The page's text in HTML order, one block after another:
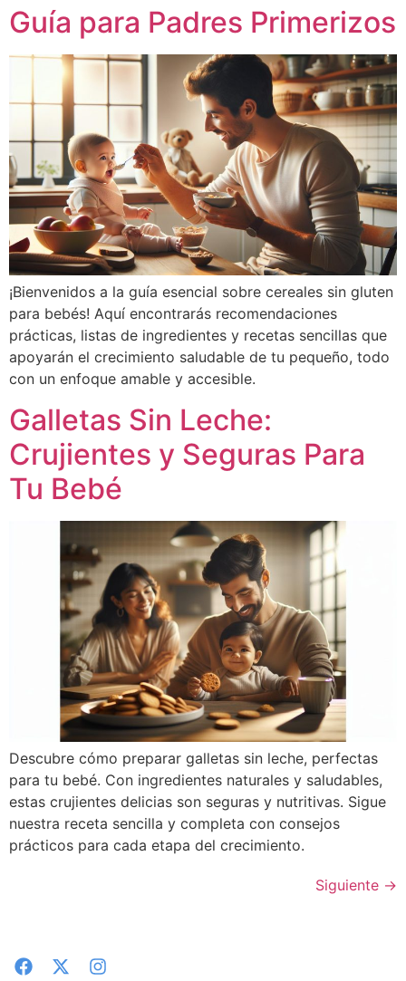
Guía para Padres Primerizos
¡Bienvenidos a la guía esencial sobre cereales sin gluten
para bebés! Aquí encontrarás recomendaciones
prácticas, listas de ingredientes y recetas sencillas que
apoyarán el crecimiento saludable de tu pequeño, todo
con un enfoque amable y accesible.
Galletas Sin Leche:
Crujientes y Seguras Para
Tu Bebé
Descubre cómo preparar galletas sin leche, perfectas
para tu bebé. Con ingredientes naturales y saludables,
estas crujientes delicias son seguras y nutritivas. Sigue
nuestra receta sencilla y completa con consejos
prácticos para cada etapa del crecimiento.
Siguiente →